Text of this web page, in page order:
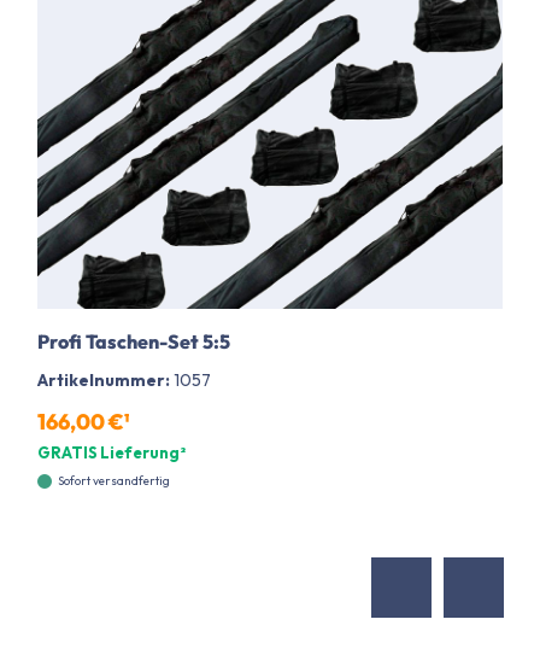
Profi Taschen-Set 5:5
Artikelnummer:1057
166,00 €¹
GRATIS Lieferung²
Sofort versandfertig